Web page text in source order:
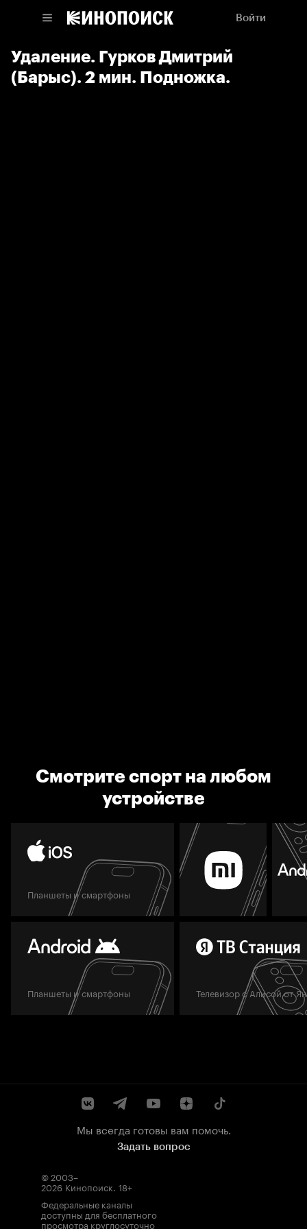
Войти
Удаление. Гурков Дмитрий
(Барыс). 2 мин. Подножка.
Смотрите спорт на любом
устройстве
Планшеты и смартфоны
Планшеты и смартфоны Телевизор с Алисой от
Мы всегда готовы вам помочь.
Задать вопрос
© 2003–
2026 Кинопоиск. 18+
Федеральные каналы
доступны для бесплатного
просмотра круглосуточно